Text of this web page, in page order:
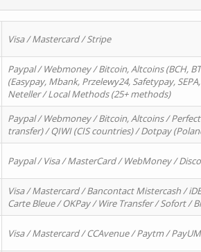
Visa / Mastercard / Stripe
Paypal / Webmoney / Bitcoin, Altcoins (BCH,
(Easypay, Mbank, Przelewy24, Safetypay,
Neteller / Local Methods (25+ methods)
Paypal / Webmoney / Bitcoin, Altcoins /
transfer) / QIWI (CIS countries) / Dotpay
Paypal / Visa / MasterCard / WebMoney /
Visa / Mastercard / Bancontact Mistercash /
Carte Bleue / OKPay / Wire Transfer / Sofort /
Visa / Mastercard / CCAvenue / Paytm /